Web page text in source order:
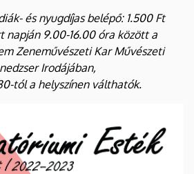
és nyugdíjas belépő: 1.500 Ft
napján 9.00-16.00 óra között a
Zeneművészeti Kar Művészeti
Irodájában,
tól a helyszínen válthatók.